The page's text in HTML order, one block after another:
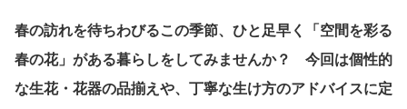
春の訪れを待ちわびるこの季節、ひと足早く「空間を彩る
春の花」がある暮らしをしてみませんか？ 今回は個性的
な生花・花器の品揃えや、丁寧な生け方のアドバイスに定
感想・声を送る